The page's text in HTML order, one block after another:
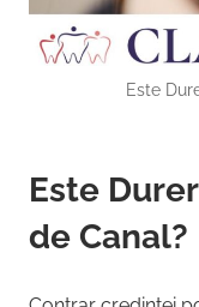
Este
Este
de Canal?